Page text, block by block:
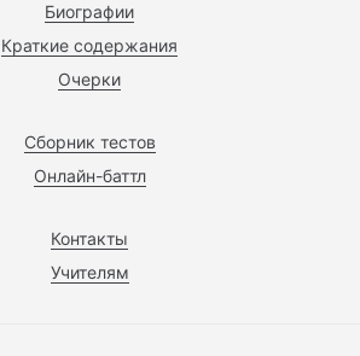
Биографии
Краткие содержания
Очерки
Сборник тестов
Онлайн-баттл
Контакты
Учителям